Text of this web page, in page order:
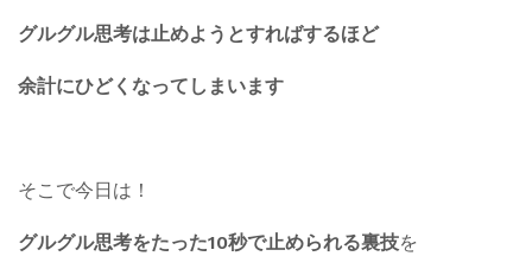
グルグル思考は止めようとすればするほど
余計にひどくなってしまいます
そこで今日は！
グルグル思考をたった10秒で止められる裏技を